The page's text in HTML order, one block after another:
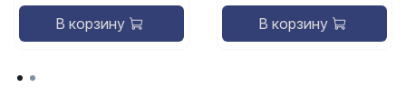
В корзину В корзину